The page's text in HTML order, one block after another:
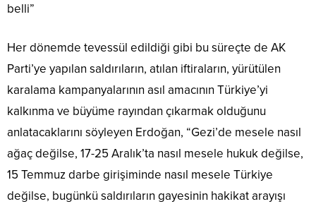
belli”
Her dönemde tevessül edildiği gibi bu süreçte de AK
Parti’ye yapılan saldırıların, atılan iftiraların, yürütülen
karalama kampanyalarının asıl amacının Türkiye’yi
kalkınma ve büyüme rayından çıkarmak olduğunu
anlatacaklarını söyleyen Erdoğan, “Gezi’de mesele nasıl
ağaç değilse, 17-25 Aralık’ta nasıl mesele hukuk değilse,
15 Temmuz darbe girişiminde nasıl mesele Türkiye
değilse, bugünkü saldırıların gayesinin hakikat arayışı